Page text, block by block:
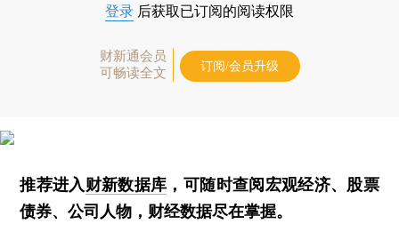
登录 后获取已订阅的阅读权限
财新通会员
可畅读全文
订阅/会员升级
推荐进入财新数据库 ，可随时查阅宏观经济、股票
债券、公司人物，财经数据尽在掌握。